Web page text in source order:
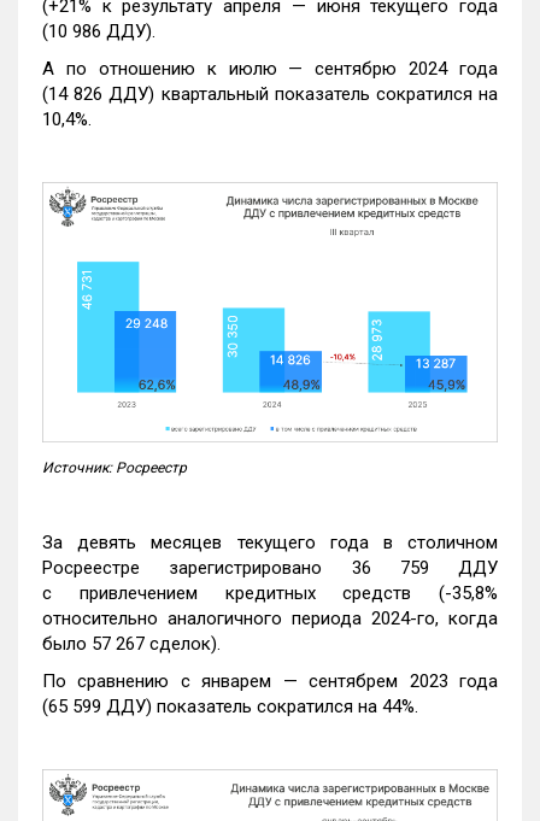
(+21% к результату апреля — июня текущего года
(10 986 ДДУ).
А по отношению к июлю — сентябрю 2024 года
(14 826 ДДУ) квартальный показатель сократился на
10,4%.
Источник: Росреестр
За девять месяцев текущего года в столичном
Росреестре зарегистрировано 36 759 ДДУ
с привлечением кредитных средств (-35,8%
относительно аналогичного периода 2024-го, когда
было 57 267 сделок).
По сравнению с январем — сентябрем 2023 года
(65 599 ДДУ) показатель сократился на 44%.